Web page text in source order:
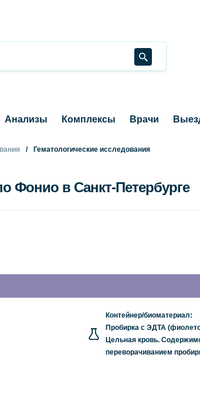
Анализы Комплексы Врачи
Гематологические исследования
Фонио в Санкт-Петербурге
Контейнер/биоматериал:
Пробирка с ЭДТА
Цельная кровь.
переворачиванием